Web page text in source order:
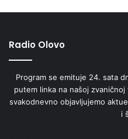
Radio Olovo
Program se emituje 24. sata
putem linka na našoj
svakodnevno objavljujemo
i